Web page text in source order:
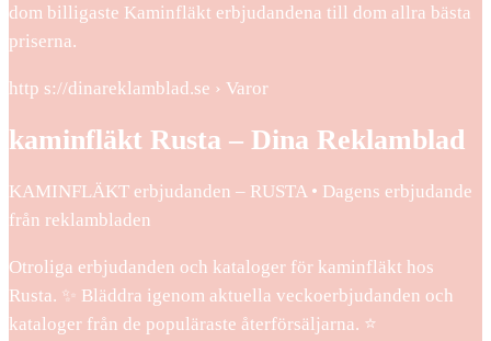
dom billigaste Kaminfläkt erbjudandena till dom allra bästa
priserna.
http s://dinareklamblad.se › Varor
kaminfläkt Rusta – Dina Reklamblad
KAMINFLÄKT erbjudanden – RUSTA • Dagens erbjudande
från reklambladen
Otroliga erbjudanden och kataloger för kaminfläkt hos
Rusta. ✨ Bläddra igenom aktuella veckoerbjudanden och
kataloger från de populäraste återförsäljarna. ⭐